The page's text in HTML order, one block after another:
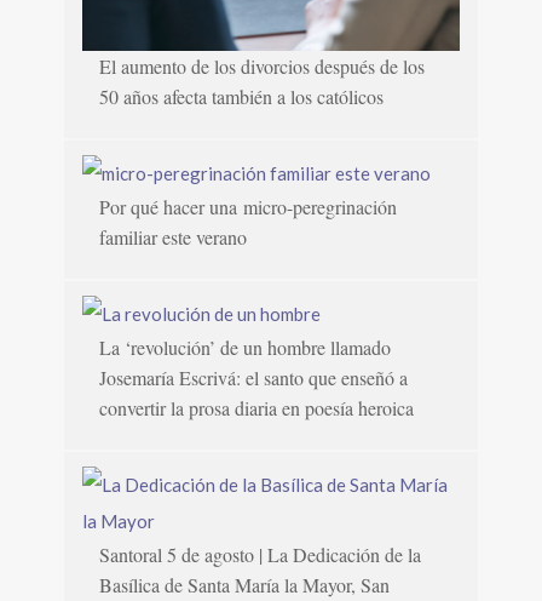
El aumento de los divorcios después de los
50 años afecta también a los católicos
Por qué hacer una micro-peregrinación
familiar este verano
La ‘revolución’ de un hombre llamado
Josemaría Escrivá: el santo que enseñó a
convertir la prosa diaria en poesía heroica
Santoral 5 de agosto | La Dedicación de la
Basílica de Santa María la Mayor, San